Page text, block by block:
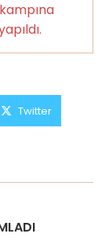
Twitter